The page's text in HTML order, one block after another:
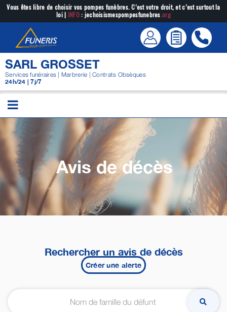
Passer
contenu
Vous êtes libre de choisir vos pompes funèbres. C’est votre droit, et c’est surtout la
loi | INFO: jechoisismespompesfunebres.org
SARL GROSSET
Services funéraires | Marbrerie | Contrats Obsèques
24h/24 | 7j/7
Avis de décès
Rechercher un avis de décès
Créer une alerte